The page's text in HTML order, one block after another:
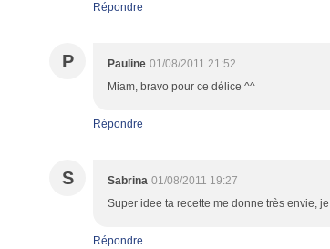
Répondre
P Pauline 01/08/2011 21:52
Miam, bravo pour ce délice ^^
Répondre
S Sabrina 01/08/2011 19:27
Super idee ta recette me donne très envie,
Répondre